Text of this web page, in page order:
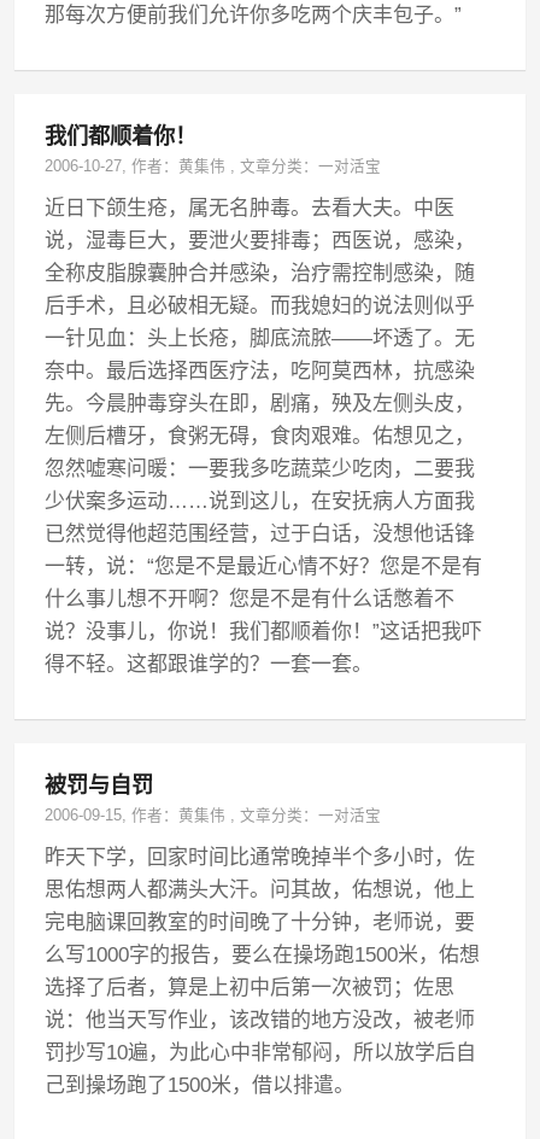
那每次方便前我们允许你多吃两个庆丰包子。”
我们都顺着你！
2006-10-27, 作者：黄集伟 ,文章分类：一对活宝
近日下颌生疮，属无名肿毒。去看大夫。中医
说，湿毒巨大，要泄火要排毒；西医说，感染，
全称皮脂腺囊肿合并感染，治疗需控制感染，随
后手术，且必破相无疑。而我媳妇的说法则似乎
一针见血：头上长疮，脚底流脓——坏透了。无
奈中。最后选择西医疗法，吃阿莫西林，抗感染
先。今晨肿毒穿头在即，剧痛，殃及左侧头皮，
左侧后槽牙，食粥无碍，食肉艰难。佑想见之，
忽然嘘寒问暖：一要我多吃蔬菜少吃肉，二要我
少伏案多运动……说到这儿，在安抚病人方面我
已然觉得他超范围经营，过于白话，没想他话锋
一转，说：“您是不是最近心情不好？您是不是有
什么事儿想不开啊？您是不是有什么话憋着不
说？没事儿，你说！我们都顺着你！”这话把我吓
得不轻。这都跟谁学的？一套一套。
被罚与自罚
2006-09-15, 作者：黄集伟 ,文章分类：一对活宝
昨天下学，回家时间比通常晚掉半个多小时，佐
思佑想两人都满头大汗。问其故，佑想说，他上
完电脑课回教室的时间晚了十分钟，老师说，要
么写1000字的报告，要么在操场跑1500米，佑想
选择了后者，算是上初中后第一次被罚；佐思
说：他当天写作业，该改错的地方没改，被老师
罚抄写10遍，为此心中非常郁闷，所以放学后自
己到操场跑了1500米，借以排遣。